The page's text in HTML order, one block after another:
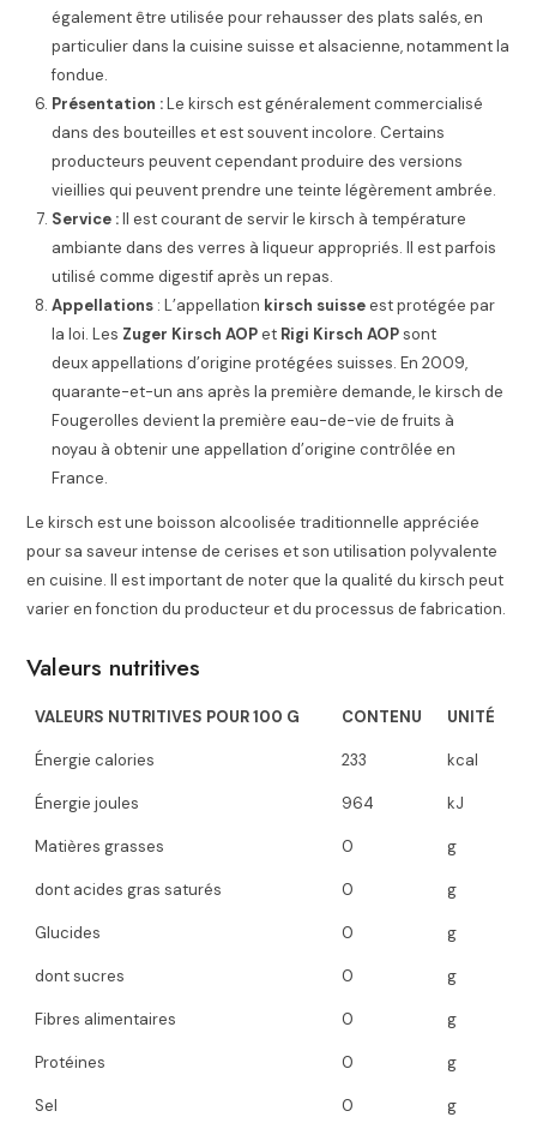
également être utilisée pour rehausser des plats salés, en
particulier dans la cuisine suisse et alsacienne, notamment la
fondue.
Présentation :Le kirsch est généralement commercialisé
dans des bouteilles et est souvent incolore. Certains
producteurs peuvent cependant produire des versions
vieillies qui peuvent prendre une teinte légèrement ambrée.
Service :Il est courant de servir le kirsch à température
ambiante dans des verres à liqueur appropriés. Il est parfois
utilisé comme digestif après un repas.
Appellations : L’appellation kirsch suisseest protégée par
la loi. Les Zuger Kirsch AOPet Rigi Kirsch AOPsont
deux appellations d’origine protégées suisses. En 2009,
quarante-et-un ans après la première demande, le kirsch de
Fougerolles devient la première eau-de-vie de fruits à
noyau à obtenir une appellation d’origine contrôlée en
France.
Le kirsch est une boisson alcoolisée traditionnelle appréciée
pour sa saveur intense de cerises et son utilisation polyvalente
en cuisine. Il est important de noter que la qualité du kirsch peut
varier en fonction du producteur et du processus de fabrication.
Valeurs nutritives
VALEURS NUTRITIVES POUR 100 G CONTENU UNITÉ
Énergie calories 233 kcal
Énergie joules 964 kJ
Matières grasses 0 g
dont acides gras saturés 0 g
Glucides 0 g
dont sucres 0 g
Fibres alimentaires 0 g
Protéines 0 g
Sel 0 g